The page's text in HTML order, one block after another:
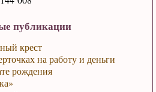
публикации
крест
на работу и деньги
рождения